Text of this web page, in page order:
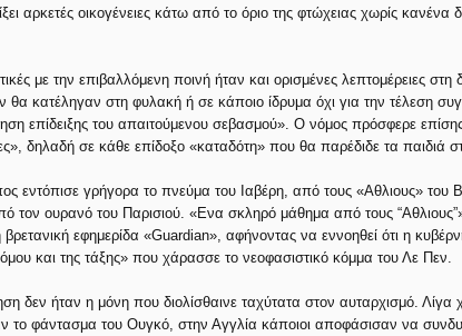
αρκετές οικογένειες κάτω από το όριο της φτώχειας χωρίς κανένα
με την επιβαλλόμενη ποινή ήταν και ορισμένες λεπτομέρειες
θα κατέληγαν στη φυλακή ή σε κάποιο ίδρυμα όχι για την τέλεση
επίδειξης του απαιτούμενου σεβασμού». Ο νόμος πρόσφερε
δηλαδή σε κάθε επίδοξο «καταδότη» που θα παρέδιδε τα παιδιά
εντόπισε γρήγορα το πνεύμα του Ιαβέρη, από τους «Αθλιους» του
τον ουρανό του Παρισιού. «Ενα σκληρό μάθημα από τους “Αθλιους”»
εφημερίδα «Guardian», αφήνοντας να εννοηθεί ότι η
και της τάξης» που χάρασσε το νεοφασιστικό κόμμα του Λε Πεν.
δεν ήταν η μόνη που διολίσθαινε ταχύτατα στον αυταρχισμό. Λίγα
το φάντασμα του Ουγκό, στην Αγγλία κάποιοι αποφάσισαν να